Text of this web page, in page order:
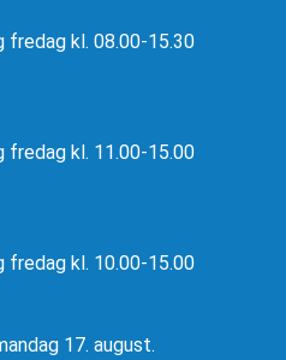
fredag kl. 08.00-15.30
fredag kl. 11.00-15.00
fredag kl. 10.00-15.00
17. august.